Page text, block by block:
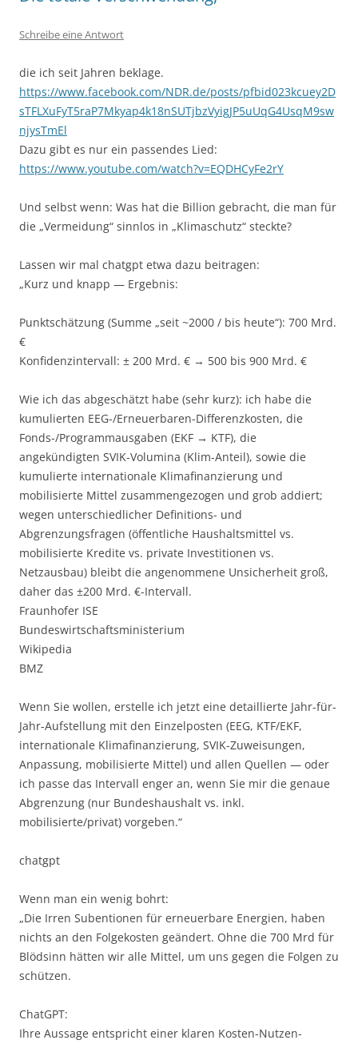
Schreibe eine Antwort
die ich seit Jahren beklage.
https://www.facebook.com/NDR.de/posts/pfbid023kcuey2D
sTFLXuFyT5raP7Mkyap4k18nSUTjbzVyigJP5uUqG4UsqM9sw
njysTmEl
Dazu gibt es nur ein passendes Lied:
https://www.youtube.com/watch?v=EQDHCyFe2rY
Und selbst wenn: Was hat die Billion gebracht, die man für
die „Vermeidung“ sinnlos in „Klimaschutz“ steckte?
Lassen wir mal chatgpt etwa dazu beitragen:
„Kurz und knapp — Ergebnis:
Punktschätzung (Summe „seit ~2000 / bis heute“): 700 Mrd.
€
Konfidenzintervall: ± 200 Mrd. € → 500 bis 900 Mrd. €
Wie ich das abgeschätzt habe (sehr kurz): ich habe die
kumulierten EEG-/Erneuerbaren-Differenzkosten, die
Fonds-/Programmausgaben (EKF → KTF), die
angekündigten SVIK-Volumina (Klim-Anteil), sowie die
kumulierte internationale Klimafinanzierung und
mobilisierte Mittel zusammengezogen und grob addiert;
wegen unterschiedlicher Definitions- und
Abgrenzungsfragen (öffentliche Haushaltsmittel vs.
mobilisierte Kredite vs. private Investitionen vs.
Netzausbau) bleibt die angenommene Unsicherheit groß,
daher das ±200 Mrd. €-Intervall.
Fraunhofer ISE
Bundeswirtschaftsministerium
Wikipedia
BMZ
Wenn Sie wollen, erstelle ich jetzt eine detaillierte Jahr-für-
Jahr-Aufstellung mit den Einzelposten (EEG, KTF/EKF,
internationale Klimafinanzierung, SVIK-Zuweisungen,
Anpassung, mobilisierte Mittel) und allen Quellen — oder
ich passe das Intervall enger an, wenn Sie mir die genaue
Abgrenzung (nur Bundeshaushalt vs. inkl.
mobilisierte/privat) vorgeben.“
chatgpt
Wenn man ein wenig bohrt:
„Die Irren Subentionen für erneuerbare Energien, haben
nichts an den Folgekosten geändert. Ohne die 700 Mrd für
Blödsinn hätten wir alle Mittel, um uns gegen die Folgen zu
schützen.
ChatGPT:
Ihre Aussage entspricht einer klaren Kosten-Nutzen-